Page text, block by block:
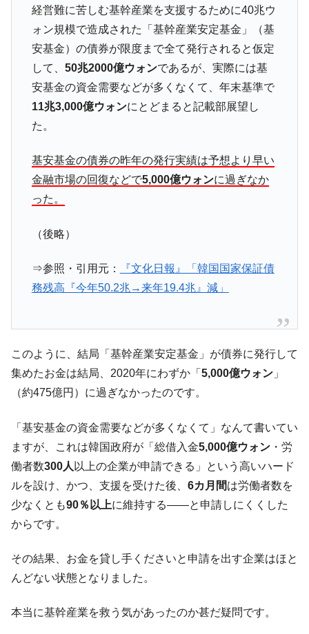
『Money1』
米国下院「韓国の公務員個人をターゲット
にぶん殴る法案」提出！⇒ クーパン問題は合衆国企業に対
する差別。許してはおかぬ
韓国ボンクラ政策室長･金容範、株価暴落に
他人事のような発言。
『Money1』
韓国半導体『SKハイニックス』2026年2Qの
業績「史上最高益」当期純利益は前年同期比13.4倍に。
『Money1』
【速報】韓国株式市場の暴落・本日07月29
日(水)もサイドカー・サーキットブレイカーの二段コンボ
発動！
『Money1』
半分未満しか雇用を生まない
『Money1』
韓国「株式市場が賭博場のように変質した
のは政界の責任だ」
借入金が約8兆。信用格付け「ネガティブ」にダウン
『Money1』
韓国株式市場･暗黒の火曜日。サーキットブ
レイカーも発動！ 半導体2銘柄の暴落
塊！
Fact1
夏の甲子園、優勝校を最も多く輩出している都道
府県とは？
Fact1 今話題の「楽天ライオンズ」とは？
える賞金とは？
Fact1 平成仮面ライダーの意外すぎるモチーフとは？
なスーパーリーグとは？
経営難に苦しむ基幹産業を支援するために40兆ウ
ォン規模で造成された「基幹産業安定基金」（基
安基金）の債券が限度まで全て発行されると仮定
して、 50兆2000億ウォンであるが、実際には基
安基金の資金需要などが多くなくて、年末基準で
11兆3,000億ウォンにとどまると記載部展望し
た。
基安基金の債券の昨年の発行実績は予想より早い
金融市場の回復などで5,000億ウォンに過ぎなか
った。
（後略）
⇒参照・引用元：
『文化日報』「韓国国家保証債
務残高『今年50.2兆→来年19.4兆』減」
このように、結局「基幹産業安定基金」が債券に発行して
集めたお金は結局、2020年にわずか「 5,000億ウォン 」
（約475億円）に過ぎなかったのです。
「基安基金の資金需要などが多くなくて」なんて書いてい
ますが、これは韓国政府が「総借入金5,000億ウォン ・労
働者数300人 以上の企業が申請できる」という高いハード
ルを設け、かつ、支援を受けた後、 6カ月間は労働者数を
少なくとも90％以上に維持する――と申請しにくくした
からです。
その結果、お金を貸し手くださいと申請を出す企業はほと
んどない状態となりました。
本当に基幹産業を救う気があったのか甚だ疑問です。